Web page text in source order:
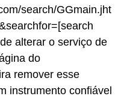
search/GGmain.jht
alterar o serviço de
do
remover esse
instrumento confiável